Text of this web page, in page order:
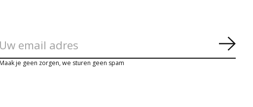
je geen zorgen, we sturen geen spam